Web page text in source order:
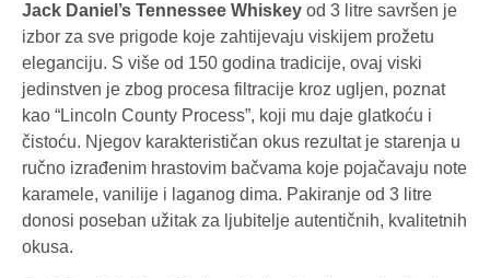
Jack Daniel’s Tennessee Whiskey od 3 litre savršen je
izbor za sve prigode koje zahtijevaju viskijem prožetu
eleganciju. S više od 150 godina tradicije, ovaj viski
jedinstven je zbog procesa filtracije kroz ugljen, poznat
kao “Lincoln County Process”, koji mu daje glatkoću i
čistoću. Njegov karakterističan okus rezultat je starenja u
ručno izrađenim hrastovim bačvama koje pojačavaju note
karamele, vanilije i laganog dima. Pakiranje od 3 litre
donosi poseban užitak za ljubitelje autentičnih, kvalitetnih
okusa.